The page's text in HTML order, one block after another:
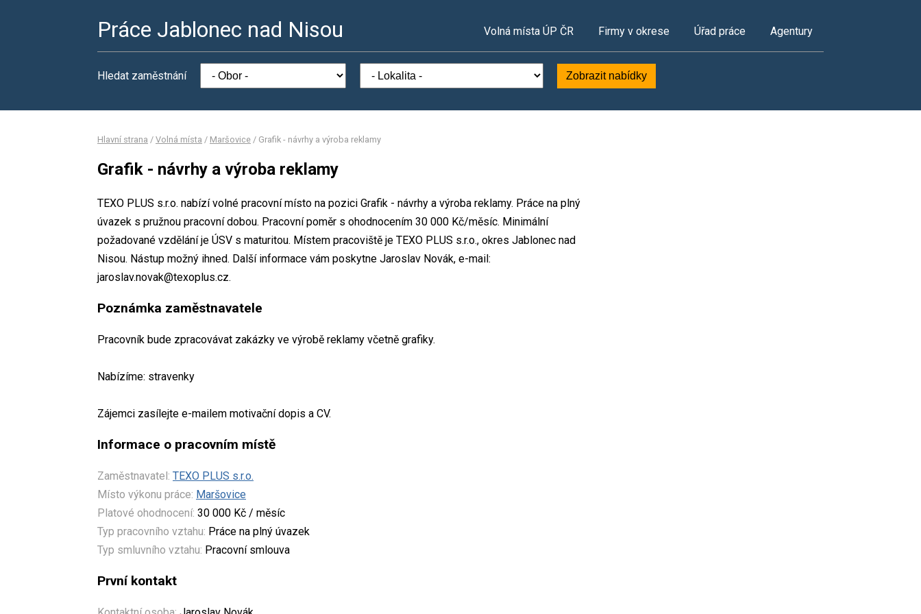
Práce Jablonec nad Nisou Volná místa ÚP ČR Firmy v okrese Úřad práce Agentury
Hledat zaměstnání Zobrazit nabídky
Hlavní strana / Volná místa / Maršovice / Grafik - návrhy a výroba reklamy
Grafik - návrhy a výroba reklamy
TEXO PLUS s.r.o. nabízí volné pracovní místo na pozici Grafik - návrhy a výroba reklamy. Práce na plný
úvazek s pružnou pracovní dobou. Pracovní poměr s ohodnocením 30 000 Kč/měsíc. Minimální
požadované vzdělání je ÚSV s maturitou. Místem pracoviště je TEXO PLUS s.r.o., okres Jablonec nad
Nisou. Nástup možný ihned. Další informace vám poskytne Jaroslav Novák, e-mail:
jaroslav.novak@texoplus.cz.
Poznámka zaměstnavatele
Pracovník bude zpracovávat zakázky ve výrobě reklamy včetně grafiky.
Nabízíme: stravenky
Zájemci zasílejte e-mailem motivační dopis a CV.
Informace o pracovním místě
Zaměstnavatel: TEXO PLUS s.r.o.
Místo výkonu práce: Maršovice
Platové ohodnocení: 30 000 Kč / měsíc
Typ pracovního vztahu: Práce na plný úvazek
Typ smluvního vztahu: Pracovní smlouva
První kontakt